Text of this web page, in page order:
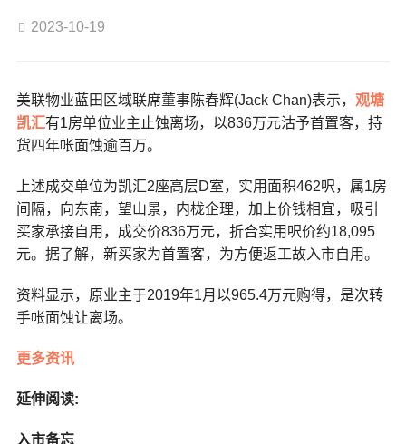
2023-10-19
美联物业蓝田区域联席董事陈春辉(Jack Chan)表示， 观塘
凯汇有1房单位业主止蚀离场，以836万元沽予首置客，持
货四年帐面蚀逾百万。
上述成交单位为凯汇2座高层D室，实用面积462呎，属1房
间隔，向东南，望山景，内栊企理，加上价钱相宜，吸引
买家承接自用，成交价836万元，折合实用呎价约18,095
元。据了解，新买家为首置客，为方便返工故入市自用。
资料显示，原业主于2019年1月以965.4万元购得，是次转
手帐面蚀让离场。
更多资讯
延伸阅读:
入市备忘